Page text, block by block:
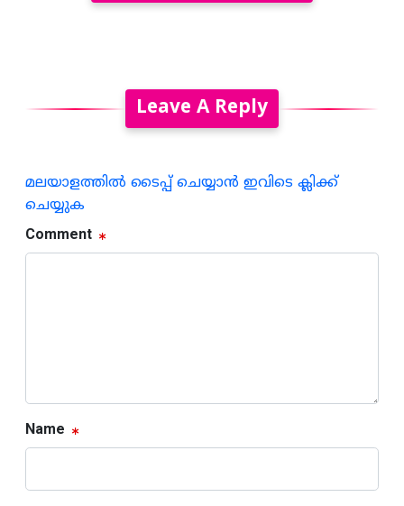
Leave A Reply
മലയാളത്തില്‍ ടൈപ്പ് ചെയ്യാന്‍ ഇവിടെ ക്ലിക്ക്
ചെയ്യുക
Comment
Name